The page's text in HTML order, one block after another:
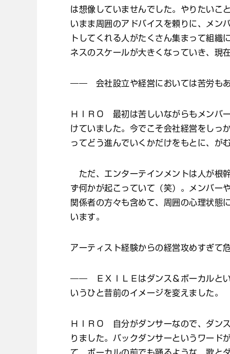
は想像していませんでした。やりたいこ
いまま周囲のアドバイスを頼りに、メン
トしてくれる人がたくさん集まって組織
ネスのスケールが大きくなっていき、現
―― 会社設立や経営においては苦労もあ
ＨＩＲＯ 最初は苦しいながらもメンバ
けていました。今でこそ会社経営をしっ
ってどう進んでいくかだけをもとに、が
ただ、エンターテインメントは人が根
ず何かが起こっていて（笑）。メンバー
関係者の方々も含めて、周囲の心理状態
います。
アーティスト経験からの経営攻めすぎて
―― ＥＸＩＬＥはダンス＆ボーカルとい
いうひと昔前のイメージを変えました。
ＨＩＲＯ 自分がダンサーなので、ダン
りました。バックダンサーというワード